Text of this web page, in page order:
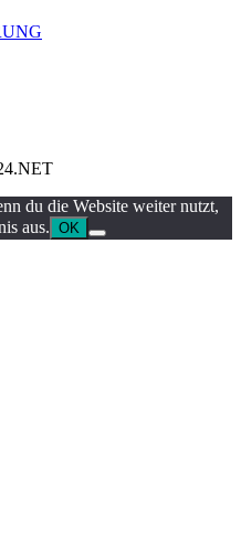
du die Website weiter nutzt,
aus. OK